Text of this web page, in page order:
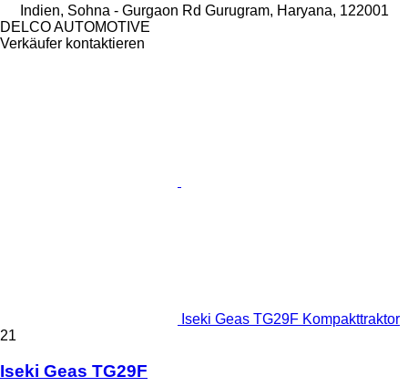
Indien, Sohna - Gurgaon Rd Gurugram, Haryana, 122001
DELCO AUTOMOTIVE
Verkäufer kontaktieren
Iseki Geas TG29F Kompakttraktor
21
Iseki Geas TG29F